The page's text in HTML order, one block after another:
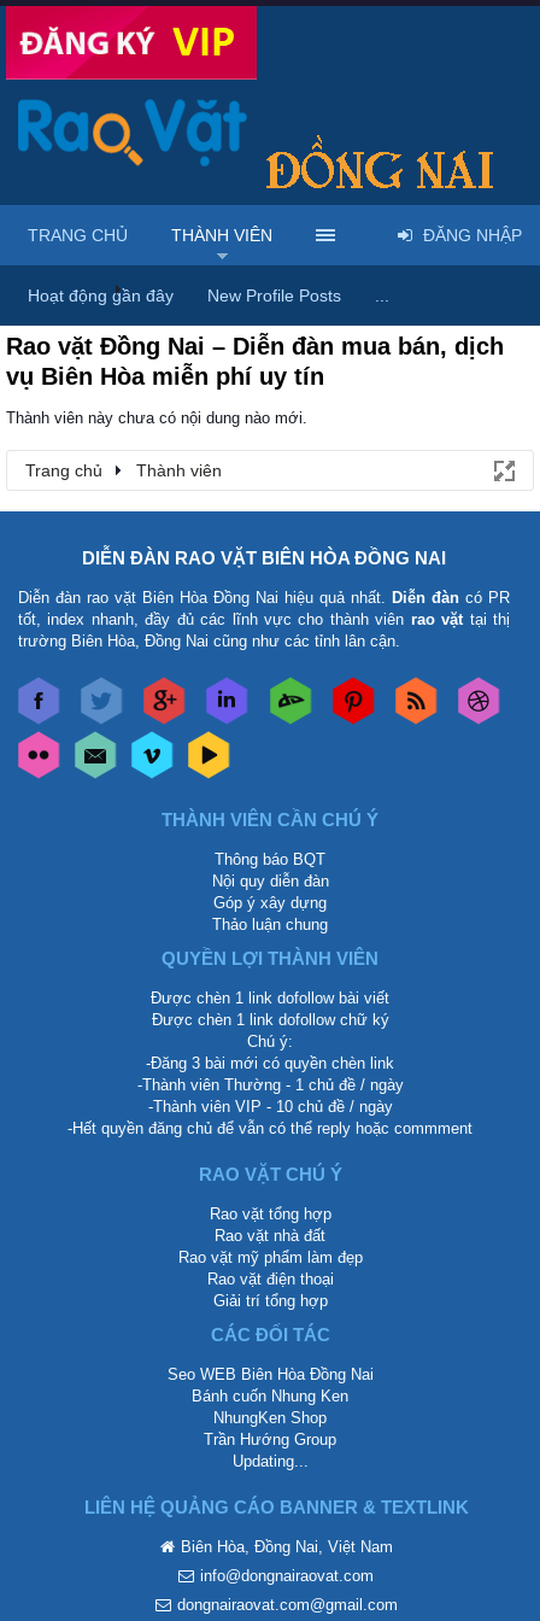
Trang chủ Thành viên
Rao vặt Đồng Nai – Diễn đàn mua bán, dịch
vụ Biên Hòa miễn phí uy tín
Thành viên này chưa có nội dung nào mới.
Trang chủ Thành viên
TRANG CHỦ THÀNH VIÊN
Hoạt động gần đây New Profile Posts
ĐĂNG NHẬP
DIỄN ĐÀN RAO VẶT BIÊN HÒA ĐỒNG NAI
Diễn đàn rao vặt Biên Hòa Đồng Nai hiệu quả nhất. Diễn đàn có PR
tốt, index nhanh, đầy đủ các lĩnh vực cho thành viên rao vặttại thị
trường Biên Hòa, Đồng Nai cũng như các tỉnh lân cận.
THÀNH VIÊN CẦN CHÚ Ý
Thông báo BQT
Nội quy diễn đàn
Góp ý xây dựng
Thảo luận chung
QUYỀN LỢI THÀNH VIÊN
Được chèn 1 link dofollow bài viết
Được chèn 1 link dofollow chữ ký
Chú ý:
-Đăng 3 bài mới có quyền chèn link
-Thành viên Thường - 1 chủ đề / ngày
-Thành viên VIP - 10 chủ đề / ngày
-Hết quyền đăng chủ để vẫn có thể reply hoặc commment
RAO VẶT CHÚ Ý
Rao vặt tổng hợp
Rao vặt nhà đất
Rao vặt mỹ phẩm làm đẹp
Rao vặt điện thoại
Giải trí tổng hợp
CÁC ĐỐI TÁC
Seo WEB Biên Hòa Đồng Nai
Bánh cuốn Nhung Ken
NhungKen Shop
Trần Hướng Group
Updating...
LIÊN HỆ QUẢNG CÁO BANNER & TEXTLINK
Biên Hòa, Đồng Nai, Việt Nam
info@dongnairaovat.com
dongnairaovat.com@gmail.com